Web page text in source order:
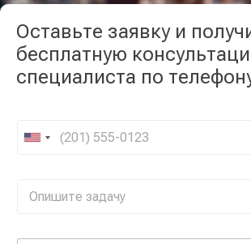
Оставьте заявку и
бесплатную
специалиста по